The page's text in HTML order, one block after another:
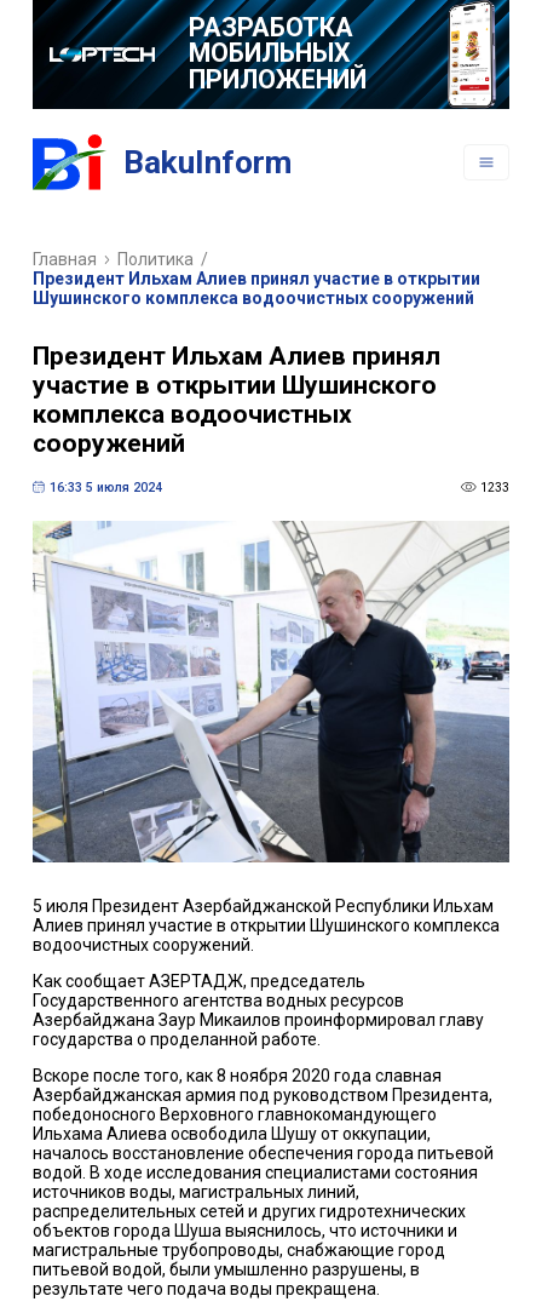
РАЗРАБОТКА
МОБИЛЬНЫХ
ПРИЛОЖЕНИЙ
BakuInform
Главная Политика /
Президент Ильхам Алиев принял участие в открытии
Шушинского комплекса водоочистных сооружений
Президент Ильхам Алиев принял
участие в открытии Шушинского
комплекса водоочистных
сооружений
16:33 5 июля 2024 1233
5 июля Президент Азербайджанской Республики Ильхам
Алиев принял участие в открытии Шушинского комплекса
водоочистных сооружений.
Как сообщает АЗЕРТАДЖ, председатель
Государственного агентства водных ресурсов
Азербайджана Заур Микаилов проинформировал главу
государства о проделанной работе.
Вскоре после того, как 8 ноября 2020 года славная
Азербайджанская армия под руководством Президента,
победоносного Верховного главнокомандующего
Ильхама Алиева освободила Шушу от оккупации,
началось восстановление обеспечения города питьевой
водой. В ходе исследования специалистами состояния
источников воды, магистральных линий,
распределительных сетей и других гидротехнических
объектов города Шуша выяснилось, что источники и
магистральные трубопроводы, снабжающие город
питьевой водой, были умышленно разрушены, в
результате чего подача воды прекращена.